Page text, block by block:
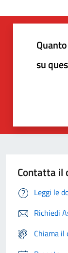
su
Contatta il
Leggi le
Richiedi
Chiama